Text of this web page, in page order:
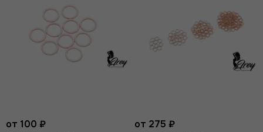
от 100 ₽ от 275 ₽